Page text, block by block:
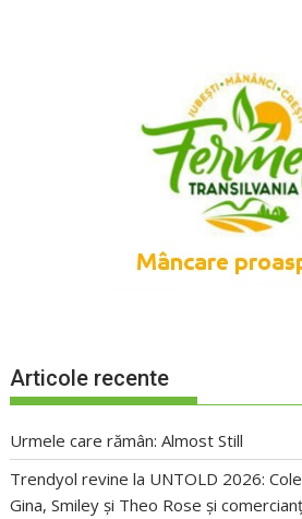
Articole recente
Urmele care rămân: Almost Still
Trendyol revine la UNTOLD 2026:
Gina, Smiley și Theo Rose și